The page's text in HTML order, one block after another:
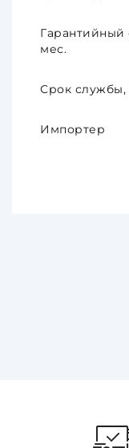
Гарантийный
мес.
Срок службы,
Импортер